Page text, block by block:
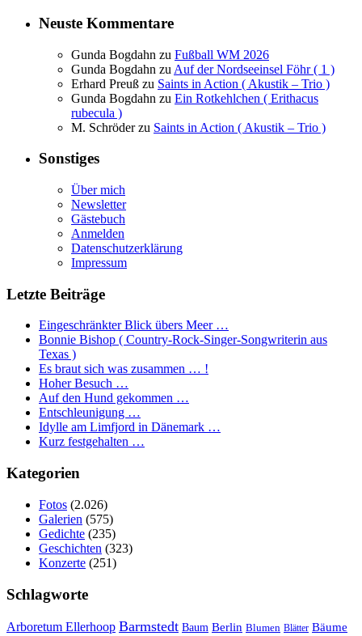
Neuste Kommentare
Gunda Bogdahn zu Fußball WM 2026
Gunda Bogdahn zu Auf der Nordseeinsel Föhr ( 1 )
Erhard Preuß zu Saints in Action ( Akustik – Trio )
Gunda Bogdahn zu Ein Rotkehlchen ( Erithacus
rubecula )
M. Schröderzu Saints in Action ( Akustik – Trio )
Sonstiges
Über mich
Newsletter
Gästebuch
Anmelden
Datenschutzerklärung
Impressum
Letzte Beiträge
Eingeschränkter Blick übers Meer …
Bonnie Bishop ( Country-Rock-Singer-Songwriterin aus
Texas )
Es braut sich was zusammen … !
Hoher Besuch …
Auf den Hund gekommen …
Entschleunigung …
Idylle am Limfjord in Dänemark …
Kurz festgehalten …
Kategorien
Fotos (2.026)
Galerien (575)
Gedichte (235)
Geschichten (323)
Konzerte (251)
Schlagworte
Arboretum Ellerhoop Barmstedt Baum Berlin Blumen Blätter Bäume